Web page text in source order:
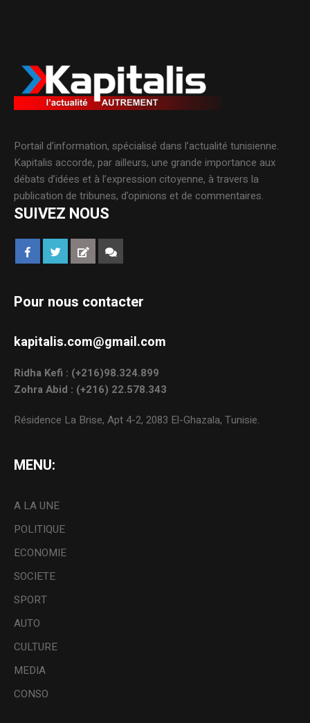
Portail d’information, spécialisé dans l’actualité tunisienne.
Kapitalis accorde, par ailleurs, une grande importance aux
débats d’idées et à l’expression citoyenne, à travers la
publication de tribunes, d’opinions et de commentaires.
SUIVEZ NOUS
Pour nous contacter
kapitalis.com@gmail.com
Ridha Kefi : (+216)98.324.899
Zohra Abid : (+216) 22.578.343
Résidence La Brise, Apt 4-2, 2083 El-Ghazala, Tunisie.
MENU:
A LA UNE
POLITIQUE
ECONOMIE
SOCIETE
SPORT
AUTO
CULTURE
MEDIA
CONSO